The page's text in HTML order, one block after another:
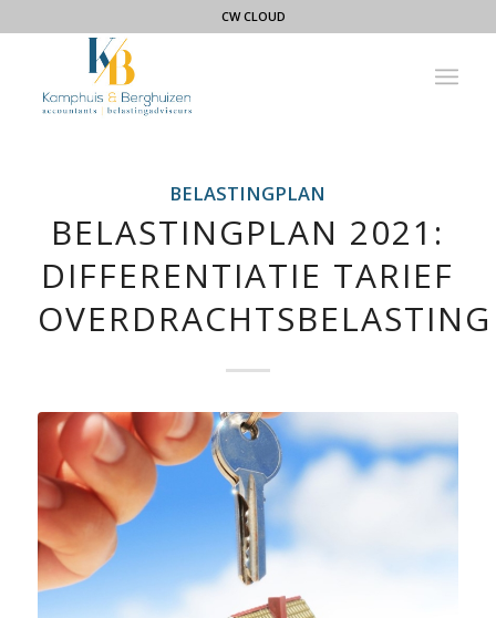
CW CLOUD
BELASTINGPLAN
BELASTINGPLAN 2021:
DIFFERENTIATIE TARIEF
OVERDRACHTSBELASTING